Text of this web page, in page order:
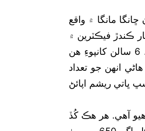
مانگا ۾ واقع
ڪندڙ فيڪٽرين ۾
ڪم ڪندو هيو ۽ هوءَ گھر اندر ريشم جي ڪيڙن جي پالنا ڪندي هئي. 6 سالن کانپوءِ هن
انهن جو تعداد
ڀاتي ريشم اپائڻ
ڪري رهيو آهي. هر هڪ کُڏ